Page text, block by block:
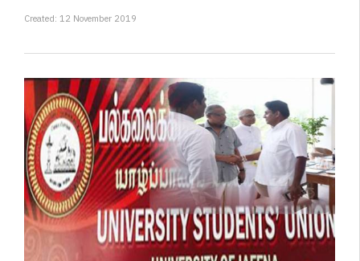
Created: 12 November 2019